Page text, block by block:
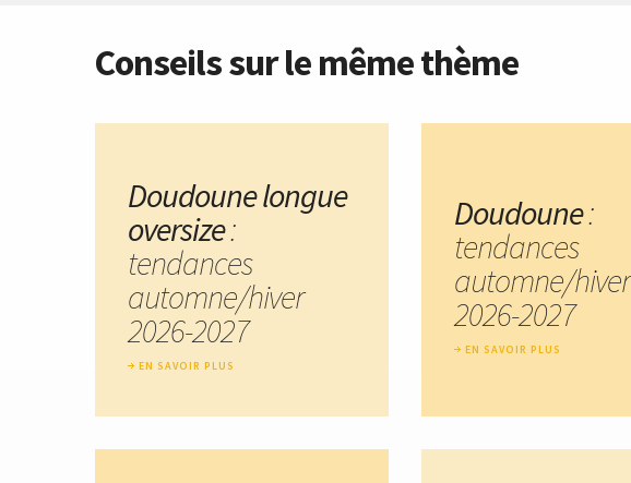
Conseils sur le même thème
Doudoune longue
oversize:
tendances
automne/hiver
2026-2027
EN SAVOIR PLUS
Doudoune:
tendances
automne/hiver
2026-2027
EN SAVOIR PLUS